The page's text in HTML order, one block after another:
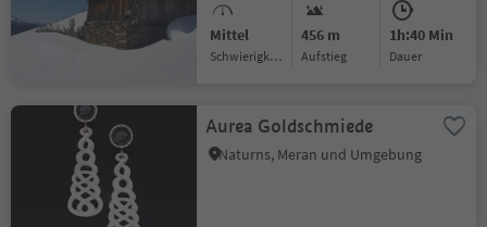
Mittel
Schwierigkeitsgrad
456 m
Aufstieg
1h:40 Min
Dauer
Aurea Goldschmiede
Naturns, Meran und Umgebung